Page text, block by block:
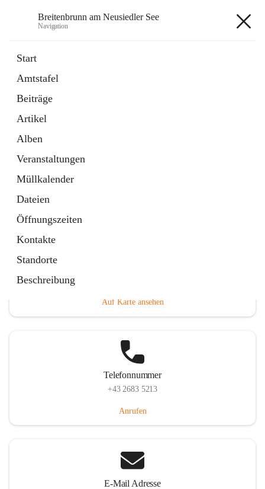
Breitenbrunn am Neusiedler See
Navigation
Start
Amtstafel
Beiträge
Artikel
Alben
Veranstaltungen
Müllkalender
Dateien
Öffnungszeiten
Kontakte
Standorte
Beschreibung
18 Schnellzugriffe
Gemeindeservice
Auf Karte ansehen
Telefonnummer
+43 2683 5213
Anrufen
E-Mail Adresse